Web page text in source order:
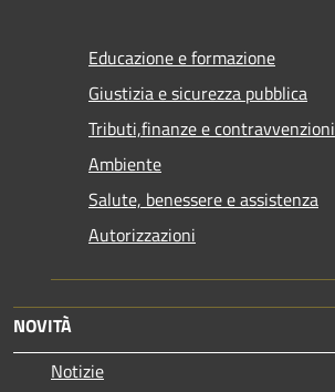
Educazione e formazione
Giustizia e sicurezza pubblica
Tributi,finanze e contravvenzioni
Ambiente
Salute, benessere e assistenza
Autorizzazioni
NOVITÀ
Notizie